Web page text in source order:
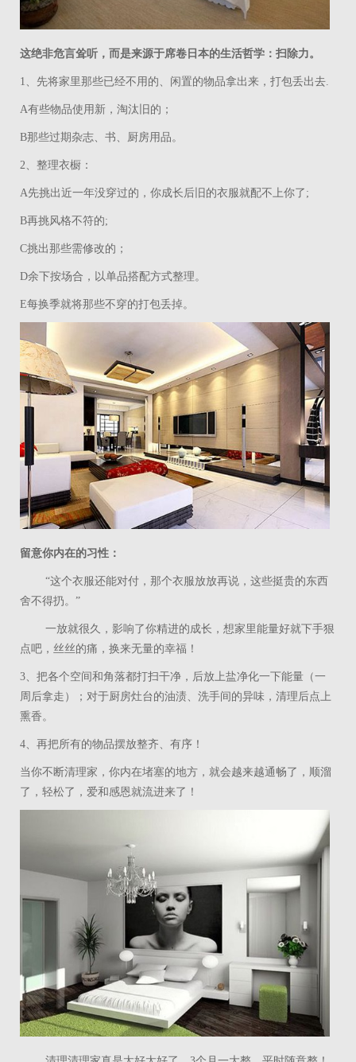
这绝非危言耸听，而是来源于席卷日本的生活哲学：扫除力。
1 、先将家里那些已经不用的、闲置的物品拿出来，打包丢出去.
A有些物品使用新，淘汰旧的；
B那些过期杂志、书、厨房用品。
2、整理衣橱：
A先挑出近一年没穿过的，你成长后旧的衣服就配不上你了 ;
B再挑风格不符的;
C挑出那些需修改的；
D余下按场合，以单品搭配方式整理。
E每换季就将那些不穿的打包丢掉。
留意你内在的习性：
“这个衣服还能对付，那个衣服放放再说，这些挺贵的东西
舍不得扔。”
一放就很久，影响了你精进的成长，想家里能量好就下手狠
点吧，丝丝的痛，换来无量的幸福！
3、把各个空间和角落都打扫干净，后放上盐净化一下能量（一
周后拿走）；对于厨房灶台的油渍、洗手间的异味，清理后点上
熏香。
4、再把所有的物品摆放整齐、有序！
当你不断清理家，你内在堵塞的地方，就会越来越通畅了，顺溜
了，轻松了，爱和感恩就流进来了！